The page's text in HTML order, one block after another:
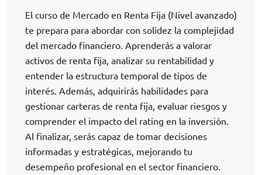
El curso de Mercado en Renta Fija (Nivel avanzado)
te prepara para abordar con solidez la complejidad
del mercado financiero. Aprenderás a valorar
activos de renta fija, analizar su rentabilidad y
entender la estructura temporal de tipos de
interés. Además, adquirirás habilidades para
gestionar carteras de renta fija, evaluar riesgos y
comprender el impacto del rating en la inversión.
Al finalizar, serás capaz de tomar decisiones
informadas y estratégicas, mejorando tu
desempeño profesional en el sector financiero.